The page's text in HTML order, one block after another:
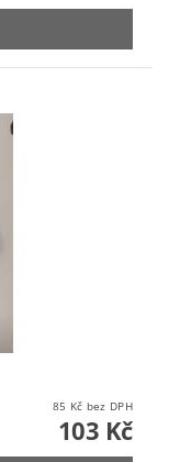
85 Kč bez DPH
103 Kč